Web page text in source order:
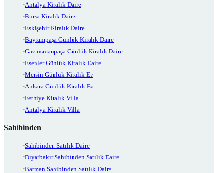
Antalya Kiralık Daire
Bursa Kiralık Daire
Eskişehir Kiralık Daire
Bayrampaşa Günlük Kiralık Daire
Gaziosmanpaşa Günlük Kiralık Daire
Esenler Günlük Kiralık Daire
Mersin Günlük Kiralık Ev
Ankara Günlük Kiralık Ev
Fethiye Kiralık Villa
Antalya Kiralık Villa
Sahibinden
Sahibinden Satılık Daire
Diyarbakır Sahibinden Satılık Daire
Batman Sahibinden Satılık Daire